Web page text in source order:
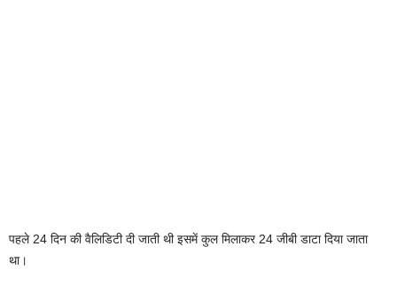
पहले 24 दिन की वैलिडिटी दी जाती थी इसमें कुल मिलाकर 24 जीबी डाटा दिया जाता
था।